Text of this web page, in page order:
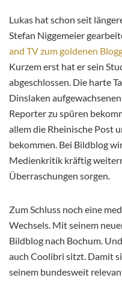
Lukas hat schon seit
Stefan Niggemeier
and TV zum goldenen
Kurzem erst hat er sein
abgeschlossen. Die harte
Dinslaken
Reporter zu spüren
allem die Rheinische Post
bekommen. Bei Bildblog
Medienkritik kräftig
Überraschungen sorgen.
Zum Schluss noch eine
Wechsels. Mit seinem
Bildblog nach Bochum.
auch Coolibri sitzt. Damit
seinem bundesweit